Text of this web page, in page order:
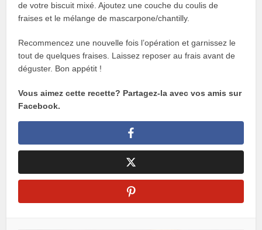
de votre biscuit mixé. Ajoutez une couche du coulis de
fraises et le mélange de mascarpone/chantilly.
Recommencez une nouvelle fois l’opération et garnissez le
tout de quelques fraises. Laissez reposer au frais avant de
déguster. Bon appétit !
Vous aimez cette recette? Partagez-la avec vos amis sur
Facebook.